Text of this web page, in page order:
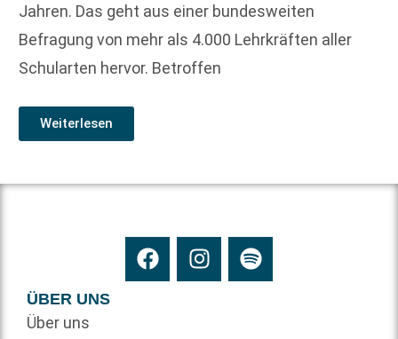
Jahren. Das geht aus einer bundesweiten
Befragung von mehr als 4.000 Lehrkräften aller
Schularten hervor. Betroffen
Weiterlesen
ÜBER UNS
Über uns